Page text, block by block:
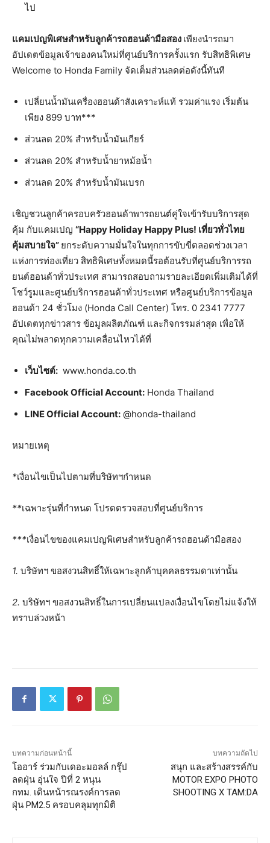
ไป
แคมเปญพิเศษสำหรับลูกค้ารถฮอนด้ามือสอง เพียงนำรถมา
อัปเดตข้อมูลเจ้าของคนใหม่ที่ศูนย์บริการครั้งแรก รับสิทธิพิเศษ
Welcome to Honda Family จัดเต็มส่วนลดต่อดังนี้ทันที
เปลี่ยนน้ำมันเครื่องฮอนด้าสังเคราะห์แท้ รวมค่าแรง เริ่มต้น
เพียง 899 บาท***
ส่วนลด 20% สำหรับน้ำมันเกียร์
ส่วนลด 20% สำหรับน้ำยาหม้อน้ำ
ส่วนลด 20% สำหรับน้ำมันเบรก
เชิญชวนลูกค้าครอบครัวฮอนด้าพารถยนต์คู่ใจเข้ารับบริการสุด
คุ้ม กับแคมเปญ “Happy Holiday Happy Plus! เที่ยวทั่วไทย
คุ้มสบายใจ” ยกระดับความมั่นใจในทุกการขับขี่ตลอดช่วงเวลา
แห่งการท่องเที่ยว สิทธิพิเศษทั้งหมดนี้รอต้อนรับที่ศูนย์บริการรถ
ยนต์ฮอนด้าทั่วประเทศ สามารถสอบถามรายละเอียดเพิ่มเติมได้ที่
โชว์รูมและศูนย์บริการฮอนด้าทั่วประเทศ หรือศูนย์บริการข้อมูล
ฮอนด้า 24 ชั่วโมง (Honda Call Center) โทร. 0 2341 7777
อัปเดตทุกข่าวสาร ข้อมูลผลิตภัณฑ์ และกิจกรรมล่าสุด เพื่อให้
คุณไม่พลาดทุกความเคลื่อนไหวได้ที่
เว็บไซต์: www.honda.co.th
Facebook Official Account: Honda Thailand
LINE Official Account: @honda-thailand
หมายเหตุ
*เงื่อนไขเป็นไปตามที่บริษัทฯกำหนด
**เฉพาะรุ่นที่กำหนด โปรดตรวจสอบที่ศูนย์บริการ
***เงื่อนไขของแคมเปญพิเศษสำหรับลูกค้ารถฮอนด้ามือสอง
1. บริษัทฯ ขอสงวนสิทธิ์ให้เฉพาะลูกค้าบุคคลธรรมดาเท่านั้น
2. บริษัทฯ ขอสงวนสิทธิ์ในการเปลี่ยนแปลงเงื่อนไขโดยไม่แจ้งให้
ทราบล่วงหน้า
บทความก่อนหน้านี้
โออาร์ ร่วมกับเดอะมอลล์ กรุ๊ป
ลดฝุ่น อุ่นใจ ปีที่ 2 หนุน
กทม. เดินหน้ารณรงค์การลด
ฝุ่น PM2.5 ครอบคลุมทุกมิติ
บทความถัดไป
สนุก และสร้างสรรค์กับ
MOTOR EXPO PHOTO
SHOOTING X TAM:DA